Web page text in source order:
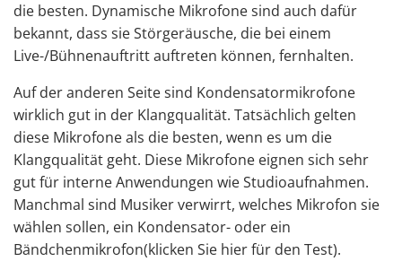
die besten. Dynamische Mikrofone sind auch dafür
bekannt, dass sie Störgeräusche, die bei einem
Live-/Bühnenauftritt auftreten können, fernhalten.
Auf der anderen Seite sind Kondensatormikrofone
wirklich gut in der Klangqualität. Tatsächlich gelten
diese Mikrofone als die besten, wenn es um die
Klangqualität geht. Diese Mikrofone eignen sich sehr
gut für interne Anwendungen wie Studioaufnahmen.
Manchmal sind Musiker verwirrt, welches Mikrofon sie
wählen sollen, ein Kondensator- oder ein
Bändchenmikrofon(klicken Sie hier für den Test).